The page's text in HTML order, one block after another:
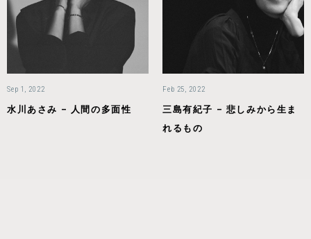
Sep 1, 2022
水川あさみ – 人間の多面性
Feb 25, 2022
三島有紀子 – 悲しみから生ま
れるもの